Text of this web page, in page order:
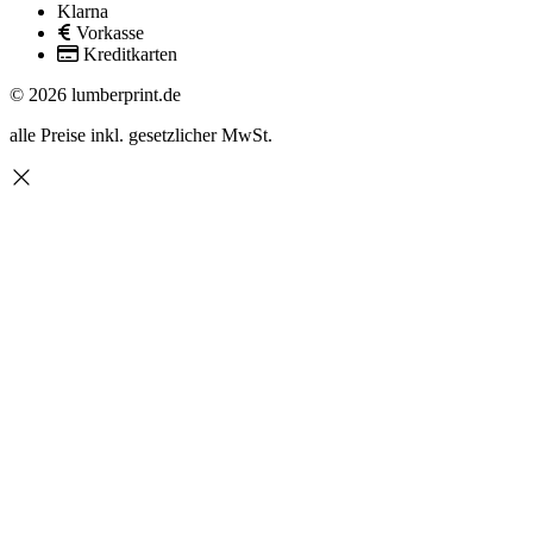
Klarna
Vorkasse
Kreditkarten
© 2026 lumberprint.de
alle Preise inkl. gesetzlicher MwSt.